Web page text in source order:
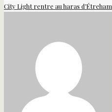
City Light rentre au haras d’Étreham